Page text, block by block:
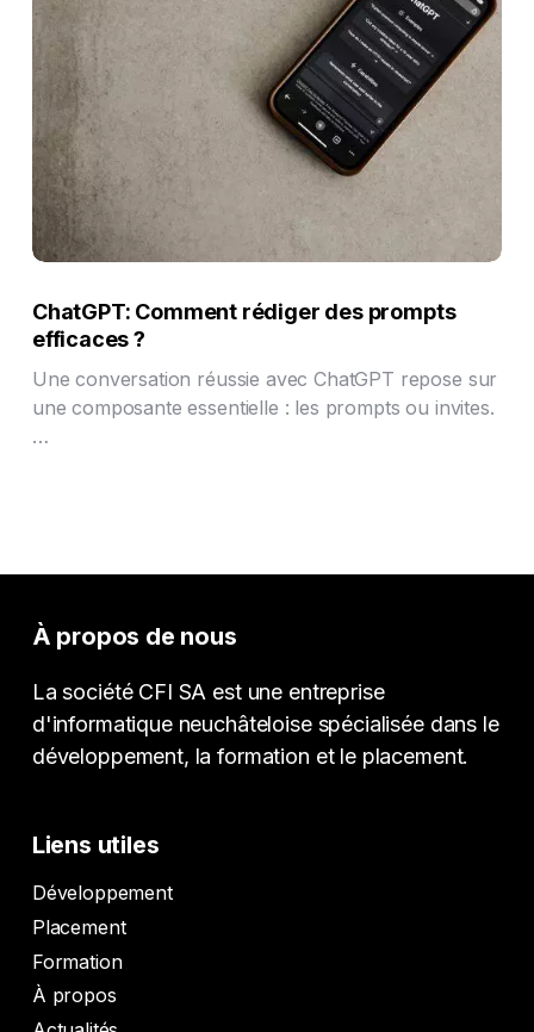
ChatGPT: Comment rédiger des prompts
efficaces ?
Une conversation réussie avec ChatGPT repose sur
une composante essentielle : les prompts ou invites.
…
À propos de nous
La société CFI SA est une entreprise
d'informatique neuchâteloise spécialisée dans le
développement, la formation et le placement.
Liens utiles
Développement
Placement
Formation
À propos